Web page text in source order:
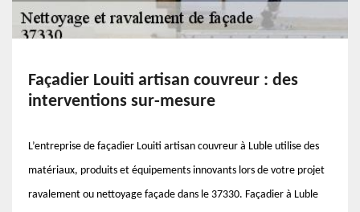
Façadier Louiti artisan couvreur : des
interventions sur-mesure
L’entreprise de façadier Louiti artisan couvreur à Luble utilise des
matériaux, produits et équipements innovants lors de votre projet
ravalement ou nettoyage façade dans le 37330. Façadier à Luble